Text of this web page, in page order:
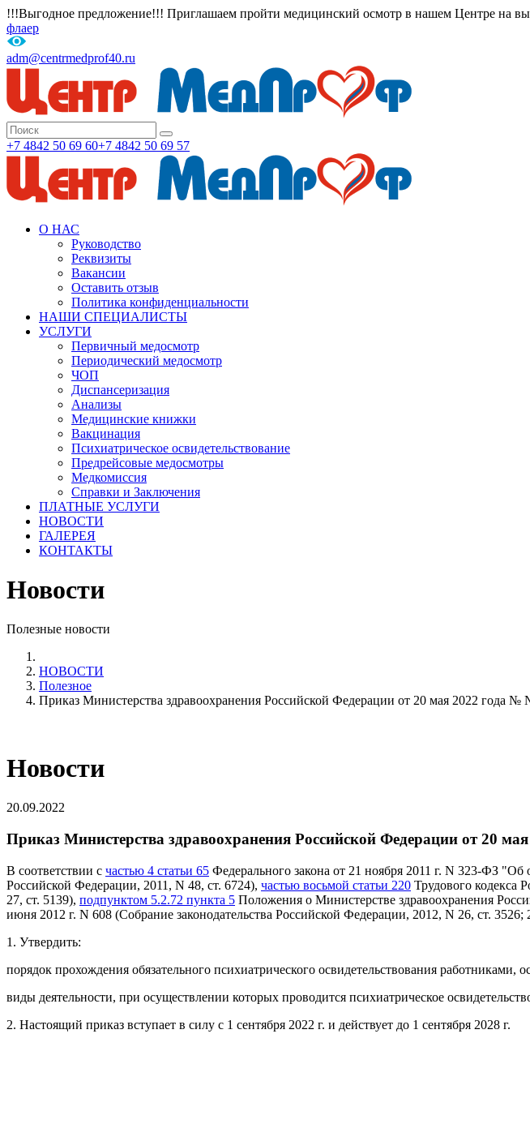
!!!Выгодное предложение!!! Приглашаем пройти медицинский осмотр в нашем Центре на
флаер
adm@centrmedprof40.ru
+7 4842 50 69 60+7 4842 50 69 57
О НАС
Руководство
Реквизиты
Вакансии
Оставить отзыв
Политика конфиденциальности
НАШИ СПЕЦИАЛИСТЫ
УСЛУГИ
Первичный медосмотр
Периодический медосмотр
ЧОП
Диспансеризация
Анализы
Медицинские книжки
Вакцинация
Психиатрическое освидетельствование
Предрейсовые медосмотры
Медкомиссия
Справки и Заключения
ПЛАТНЫЕ УСЛУГИ
НОВОСТИ
ГАЛЕРЕЯ
КОНТАКТЫ
Новости
Полезные новости
НОВОСТИ
Полезное
Приказ Министерства здравоохранения Российской Федерации от 20 мая 2022 года
Новости
20.09.2022
Приказ Министерства здравоохранения Российской Федерации от 20
В соответствии с частью 4 статьи 65 Федерального закона от 21 ноября 2011 г. N 323-ФЗ
Российской Федерации, 2011, N 48, ст. 6724), частью восьмой статьи 220 Трудового кодекса
27, ст. 5139), подпунктом 5.2.72 пункта 5 Положения о Министерстве здравоохранения
июня 2012 г. N 608 (Собрание законодательства Российской Федерации, 2012, N 26, ст.
1. Утвердить:
порядок прохождения обязательного психиатрического освидетельствования
виды деятельности, при осуществлении которых проводится психиатрическое
2. Настоящий приказ вступает в силу с 1 сентября 2022 г. и действует до 1 сентября 2028 г.